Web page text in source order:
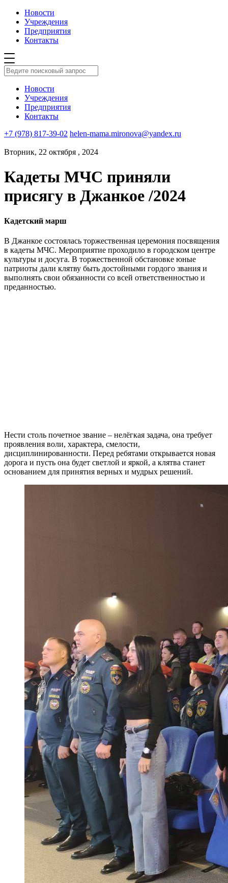
Новости
Учреждения
Предприятия
Контакты
Новости
Учреждения
Предприятия
Контакты
+7 (978) 817-39-02 helen-mama.mironova@yandex.ru
Вторник, 22 октября , 2024
Кадеты МЧС приняли
присягу в Джанкое /2024
Кадетский марш
В Джанкое состоялась торжественная церемония посвящения
в кадеты МЧС. Мероприятие проходило в городском центре
культуры и досуга. В торжественной обстановке юные
патриоты дали клятву быть достойными гордого звания и
выполнять свои обязанности со всей ответственностью и
преданностью.
Нести столь почетное звание – нелёгкая задача, она требует
проявления воли, характера, смелости,
дисциплинированности. Перед ребятами открывается новая
дорога и пусть она будет светлой и яркой, а клятва станет
основанием для принятия верных и мудрых решений.